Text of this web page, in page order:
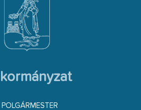
POLGÁRMESTER